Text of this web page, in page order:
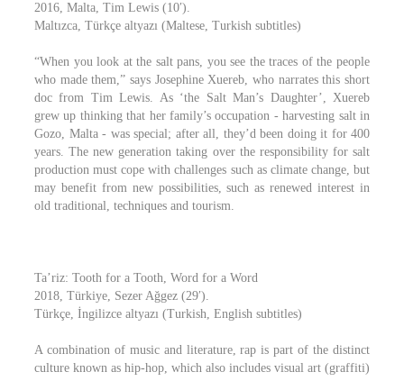
2016, Malta, Tim Lewis (10′).
Maltızca, Türkçe altyazı (Maltese, Turkish subtitles)
“When you look at the salt pans, you see the traces of the people
who made them,” says Josephine Xuereb, who narrates this short
doc from Tim Lewis. As ‘the Salt Man’s Daughter’, Xuereb
grew up thinking that her family’s occupation - harvesting salt in
Gozo, Malta - was special; after all, they’d been doing it for 400
years. The new generation taking over the responsibility for salt
production must cope with challenges such as climate change, but
may benefit from new possibilities, such as renewed interest in
old traditional, techniques and tourism.
Ta’riz: Tooth for a Tooth, Word for a Word
2018, Türkiye, Sezer Ağgez (29′).
Türkçe, İngilizce altyazı (Turkish, English subtitles)
A combination of music and literature, rap is part of the distinct
culture known as hip-hop, which also includes visual art (graffiti)